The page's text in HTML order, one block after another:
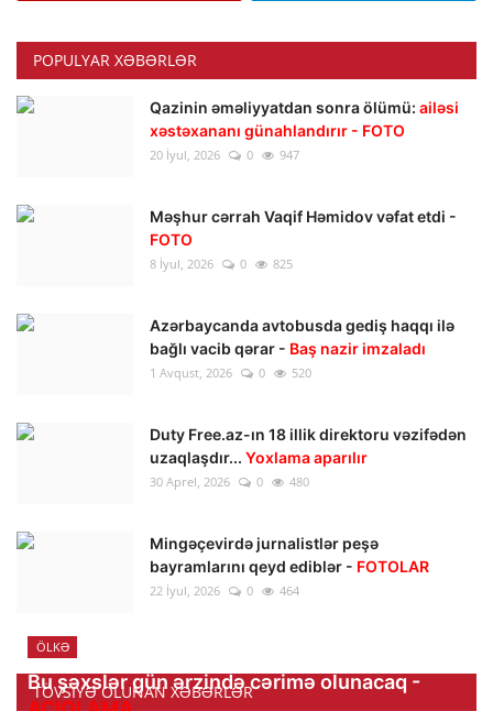
POPULYAR XƏBƏRLƏR
Qazinin əməliyyatdan sonra ölümü: ailəsi
xəstəxananı günahlandırır - FOTO
20 İyul, 2026 0 947
Məşhur cərrah Vaqif Həmidov vəfat etdi -
FOTO
8 İyul, 2026 0 825
Azərbaycanda avtobusda gediş haqqı ilə
bağlı vacib qərar - Baş nazir imzaladı
1 Avqust, 2026 0 520
Duty Free.az-ın 18 illik direktoru vəzifədən
uzaqlaşdır... Yoxlama aparılır
30 Aprel, 2026 0 480
Mingəçevirdə jurnalistlər peşə
bayramlarını qeyd ediblər - FOTOLAR
22 İyul, 2026 0 464
TÖVSIYƏ OLUNAN XƏBƏRLƏR
ÖLKƏ
Bu şəxslər gün ərzində cərimə olunacaq -